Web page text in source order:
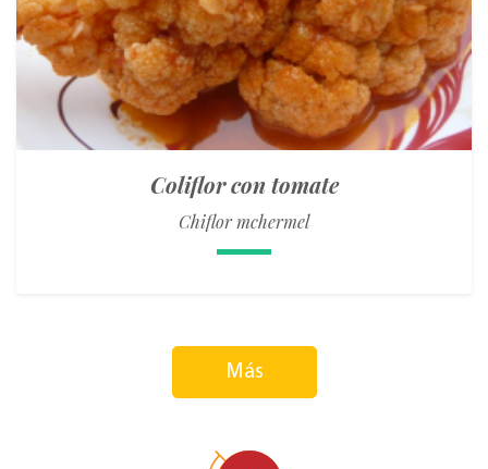
Coliflor con tomate
Chiflor mchermel
Más